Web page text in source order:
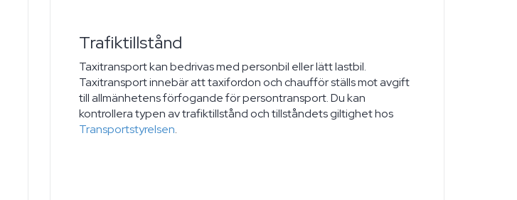
Trafiktillstånd
Taxitransport kan bedrivas med personbil eller lätt lastbil.
Taxitransport innebär att taxifordon och chaufför ställs mot avgift
till allmänhetens förfogande för persontransport. Du kan
kontrollera typen av trafiktillstånd och tillståndets giltighet hos
Transportstyrelsen.